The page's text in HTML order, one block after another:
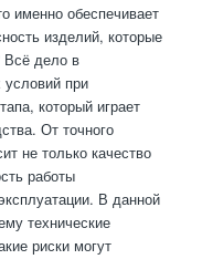
именно обеспечивает
изделий, которые
Всё дело в
при
который играет
От точного
не только качество
работы
В данной
технические
риски могут